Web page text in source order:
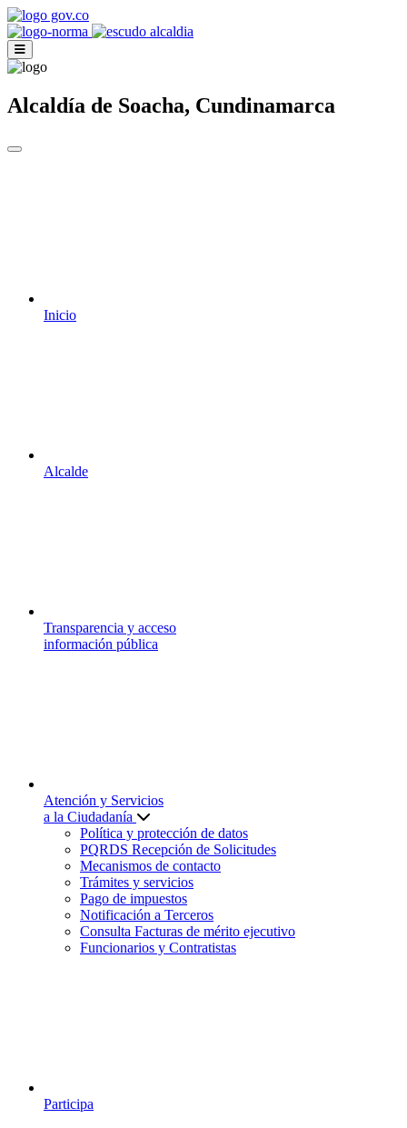
Alcaldía de Soacha, Cundinamarca
Inicio
Alcalde
Transparencia y acceso
información pública
Atención y Servicios
a la Ciudadanía
Política y protección de datos
PQRDS Recepción de Solicitudes
Mecanismos de contacto
Trámites y servicios
Pago de impuestos
Notificación a Terceros
Consulta Facturas de mérito ejecutivo
Funcionarios y Contratistas
Participa